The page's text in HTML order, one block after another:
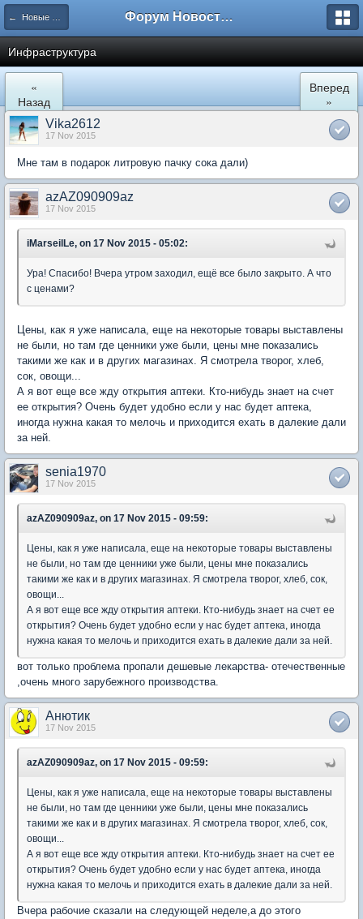
← Новые Водники Форум Новостройки
Инфраструктура
«
Назад
Вперед
»
Vika2612
17 Nov 2015
Мне там в подарок литровую пачку сока дали)
azAZ090909az
17 Nov 2015
iMarseilLe, on 17 Nov 2015 - 05:02:
Ура! Спасибо! Вчера утром заходил, ещё все было закрыто. А что
с ценами?
Цены, как я уже написала, еще на некоторые товары выставлены
не были, но там где ценники уже были, цены мне показались
такими же как и в других магазинах. Я смотрела творог, хлеб,
сок, овощи...
А я вот еще все жду открытия аптеки. Кто-нибудь знает на счет
ее открытия? Очень будет удобно если у нас будет аптека,
иногда нужна какая то мелочь и приходится ехать в далекие дали
за ней.
senia1970
17 Nov 2015
azAZ090909az, on 17 Nov 2015 - 09:59:
Цены, как я уже написала, еще на некоторые товары выставлены
не были, но там где ценники уже были, цены мне показались
такими же как и в других магазинах. Я смотрела творог, хлеб, сок,
овощи...
А я вот еще все жду открытия аптеки. Кто-нибудь знает на счет ее
открытия? Очень будет удобно если у нас будет аптека, иногда
нужна какая то мелочь и приходится ехать в далекие дали за ней.
вот только проблема пропали дешевые лекарства- отечественные
,очень много зарубежного производства.
Анютик
17 Nov 2015
azAZ090909az, on 17 Nov 2015 - 09:59:
Цены, как я уже написала, еще на некоторые товары выставлены
не были, но там где ценники уже были, цены мне показались
такими же как и в других магазинах. Я смотрела творог, хлеб, сок,
овощи...
А я вот еще все жду открытия аптеки. Кто-нибудь знает на счет ее
открытия? Очень будет удобно если у нас будет аптека, иногда
нужна какая то мелочь и приходится ехать в далекие дали за ней.
Вчера рабочие сказали на следующей неделе,а до этого